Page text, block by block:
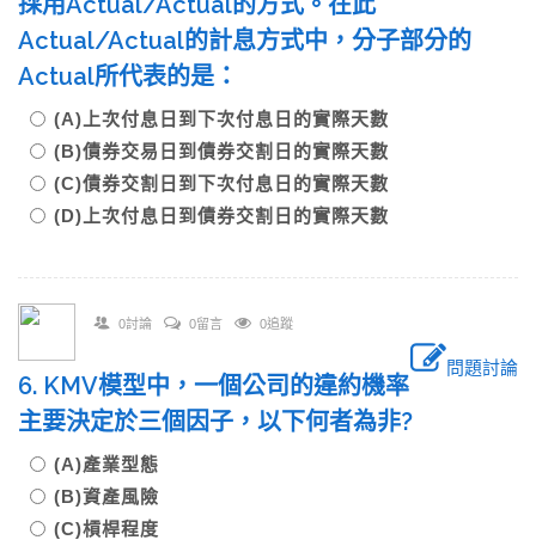
Actual/Actual的計息方式中，分子部分的
Actual所代表的是：
(A)上次付息日到下次付息日的實際天數
(B)債券交易日到債券交割日的實際天數
(C)債券交割日到下次付息日的實際天數
(D)上次付息日到債券交割日的實際天數
0討論 0留言 0追蹤
問題討論
6. KMV模型中，一個公司的違約機率
主要決定於三個因子，以下何者為非?
(A)產業型態
(B)資產風險
(C)槓桿程度